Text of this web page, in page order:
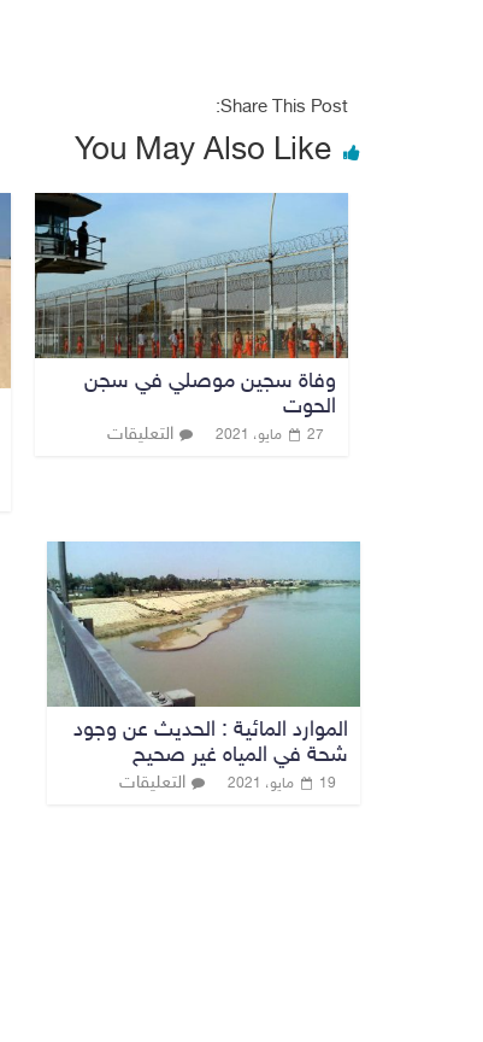
Share This Post:
You May Also Like
وفاة سجين موصلي في سجن
الحوت
27 مايو، 2021 التعليقات
الموارد المائية : الحديث عن وجود
شحة في المياه غير صحيح
19 مايو، 2021 التعليقات